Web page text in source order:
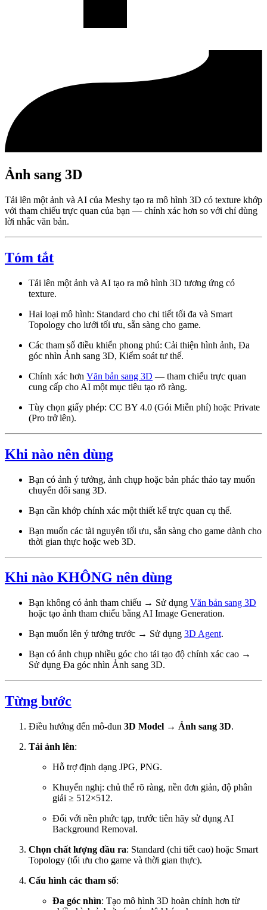
Ảnh sang 3D
Tải lên một ảnh và AI của Meshy tạo ra mô hình 3D có texture khớp
với tham chiếu trực quan của bạn — chính xác hơn so với chỉ dùng
lời nhắc văn bản.
Tóm tắt
Tải lên một ảnh và AI tạo ra mô hình 3D tương ứng có
texture.
Hai loại mô hình: Standard cho chi tiết tối đa và Smart
Topology cho lưới tối ưu, sẵn sàng cho game.
Các tham số điều khiển phong phú: Cải thiện hình ảnh, Đa
góc nhìn Ảnh sang 3D, Kiểm soát tư thế.
Chính xác hơn Văn bản sang 3D — tham chiếu trực quan
cung cấp cho AI một mục tiêu tạo rõ ràng.
Tùy chọn giấy phép: CC BY 4.0 (Gói Miễn phí) hoặc Private
(Pro trở lên).
Khi nào nên dùng
Bạn có ảnh ý tưởng, ảnh chụp hoặc bản phác thảo tay muốn
chuyển đổi sang 3D.
Bạn cần khớp chính xác một thiết kế trực quan cụ thể.
Bạn muốn các tài nguyên tối ưu, sẵn sàng cho game dành cho
thời gian thực hoặc web 3D.
Khi nào KHÔNG nên dùng
Bạn không có ảnh tham chiếu → Sử dụng Văn bản sang 3D
hoặc tạo ảnh tham chiếu bằng AI Image Generation.
Bạn muốn lên ý tưởng trước → Sử dụng 3D Agent.
Bạn có ảnh chụp nhiều góc cho tái tạo độ chính xác cao →
Sử dụng Đa góc nhìn Ảnh sang 3D.
Từng bước
Điều hướng đến mô-đun 3D Model → Ảnh sang 3D.
Tải ảnh lên:
Hỗ trợ định dạng JPG, PNG.
Khuyến nghị: chủ thể rõ ràng, nền đơn giản, độ phân
giải ≥ 512×512.
Đối với nền phức tạp, trước tiên hãy sử dụng AI
Background Removal.
Chọn chất lượng đầu ra: Standard (chi tiết cao) hoặc Smart
Topology (tối ưu cho game và thời gian thực).
Cấu hình các tham số:
Đa góc nhìn: Tạo mô hình 3D hoàn chỉnh hơn từ